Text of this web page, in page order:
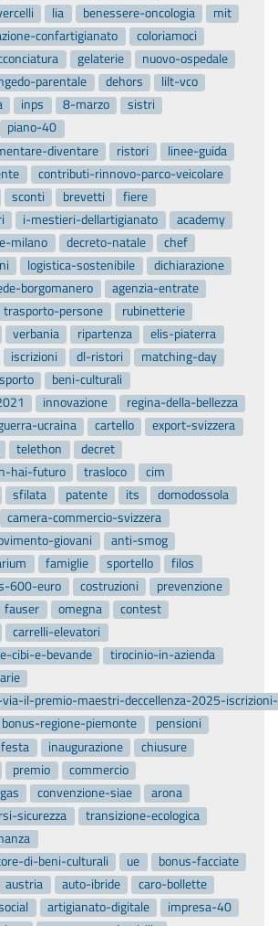
lia benessere-oncologia
mit
confartigianato
coloriamoci
gelaterie
nuovo-ospedale
parentale dehors
lilt-vco
inps 8-marzo
sistri
piano-40
diventare
ristori
linee-guida
contributi-rinnovo-parco-veicolare
sconti brevetti
fiere
i-mestieri-dellartigianato
academy
milano decreto-natale
chef
logistica-sostenibile
dichiarazione
borgomanero
agenzia-entrate
trasporto-persone
rubinetterie
verbania ripartenza
elis-piaterra
iscrizioni dl-ristori
matching-day
beni-culturali
innovazione
regina-della-bellezza
ucraina cartello
export-svizzera
telethon
decret
hai-futuro
trasloco
cim
sfilata patente its
domodossola
camera-commercio-svizzera
giovani
anti-smog
famiglie sportello
filos
600-euro costruzioni
prevenzione
fauser omegna
contest
carrelli-elevatori
cibi-e-bevande
tirocinio-in-azienda
il-premio-maestri-deccellenza-2025-
bonus-regione-piemonte
pensioni
festa inaugurazione
chiusure
premio
commercio
convenzione-siae
arona
sicurezza
transizione-ecologica
di-beni-culturali
ue
bonus-facciate
austria auto-ibride
caro-bollette
artigianato-digitale
impresa-40